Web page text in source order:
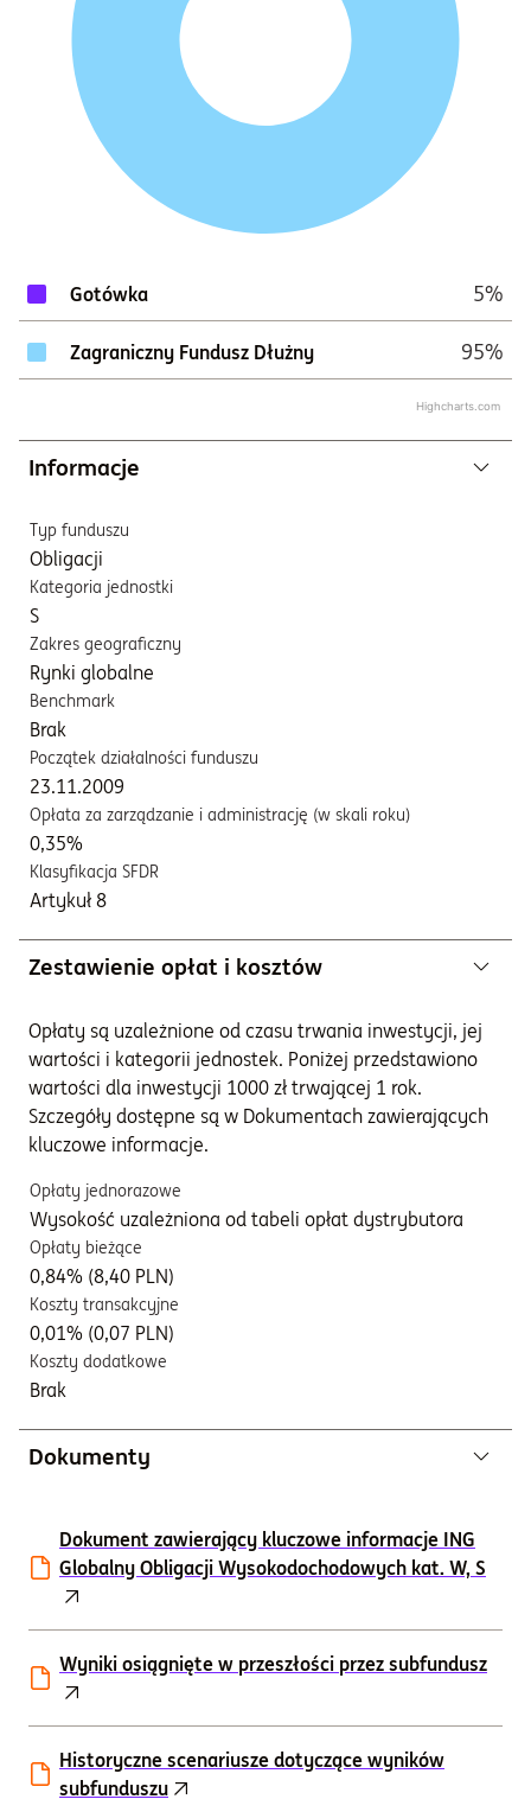
Highcharts.com
Gotówka 5%
Zagraniczny Fundusz Dłużny 95%
Informacje
Typ funduszu
Obligacji
Kategoria jednostki
S
Zakres geograficzny
Rynki globalne
Benchmark
Brak
Początek działalności funduszu
23.11.2009
Opłata za zarządzanie i administrację (w skali roku)
0,35%
Klasyfikacja SFDR
Artykuł 8
Zestawienie opłat i kosztów
Opłaty są uzależnione od czasu trwania inwestycji, jej
wartości i kategorii jednostek. Poniżej przedstawiono
wartości dla inwestycji 1000 zł trwającej 1 rok.
Szczegóły dostępne są w Dokumentach zawierających
kluczowe informacje.
Opłaty jednorazowe
Wysokość uzależniona od tabeli opłat dystrybutora
Opłaty bieżące
0,84% (8,40 PLN)
Koszty transakcyjne
0,01% (0,07 PLN)
Koszty dodatkowe
Brak
Dokumenty
Dokument zawierający kluczowe informacje ING
Globalny Obligacji Wysokodochodowych kat. W, S
Wyniki osiągnięte w przeszłości przez subfundusz
Historyczne scenariusze dotyczące wyników
subfunduszu